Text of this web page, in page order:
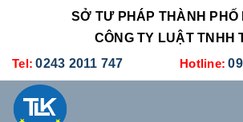
SỞ TƯ PHÁP THÀNH PHỐ
CÔNG TY LUẬT TNHH
Tel: 0243 2011 747 Hotline: